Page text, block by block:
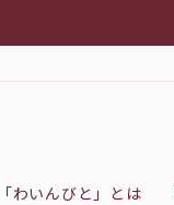
「わいんびと」とは